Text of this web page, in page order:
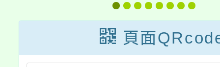
學設計」工作坊
畫）-
實施
頁面